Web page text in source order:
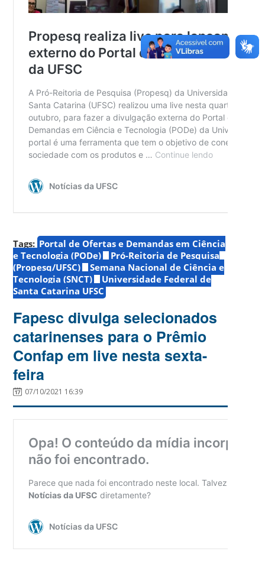
Tags: Portal de Ofertas e Demandas em Ciência
e Tecnologia (PODe)
Pró-Reitoria de Pesquisa
(Propesq/UFSC)
Semana Nacional de Ciência e
Tecnologia (SNCT)
Universidade Federal de
Santa Catarina UFSC
Fapesc divulga selecionados
catarinenses para o Prêmio
Confap em live nesta sexta-
feira
07/10/2021 16:39